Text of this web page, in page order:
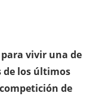
vivir una de
de los últimos
de